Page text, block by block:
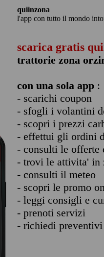
quiinzona
l'app con tutto il mondo
scarica gratis
trattorie zona
con una sola app :
- scarichi coupon
- sfogli i volantini
- scopri i prezzi
- effettui gli ordini
- consulti le offerte
- trovi le attivita' in
- consulti il meteo
- scopri le promo
- leggi consigli e
- prenoti servizi
- richiedi preventivi